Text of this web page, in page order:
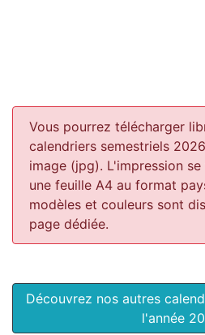
Vous pourrez télécharger
calendriers semestriels
image (jpg). L'impression
une feuille A4 au format
modèles et couleurs sont
page dédiée.
Découvrez nos autres
l'année